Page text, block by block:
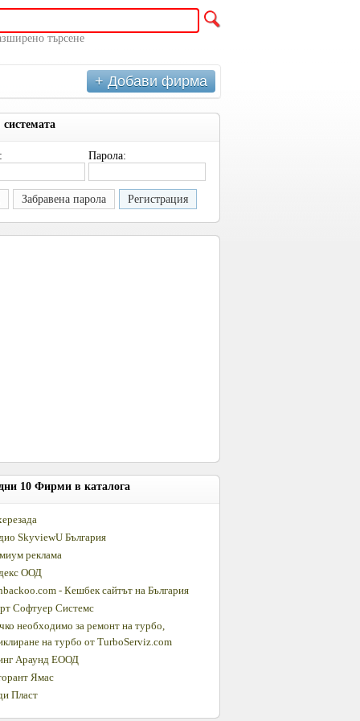
търсене
+ Добави фирма
системата
Парола:
Забравена парола Регистрация
10 Фирми в каталога
SkyviewU България
реклама
ООД
- Кешбек сайтът на България
Софтуер Системс
необходимо за ремонт на турбо,
на турбо от TurboServiz.com
Араунд ЕООД
Ямас
Пласт